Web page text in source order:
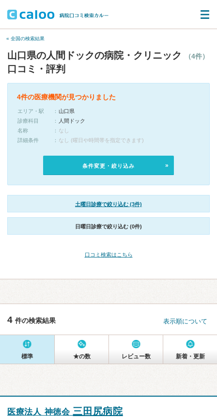
« 全国の検索結果
山口県の人間ドックの病院・クリニック （4件）
口コミ・評判
4件の医療機関が見つかりました
エリア・駅
山口県
診療科目
人間ドック
名称
なし
詳細条件
なし (曜日や時間帯を指定できます)
条件変更・絞り込み
土曜日診療で絞り込む (3件)
日曜日診療で絞り込む (0件)
口コミ検索はこちら
4 件の検索結果 表示順について
標準 ★の数 レビュー数 新着・更新
医療法人 神徳会三田尻病院